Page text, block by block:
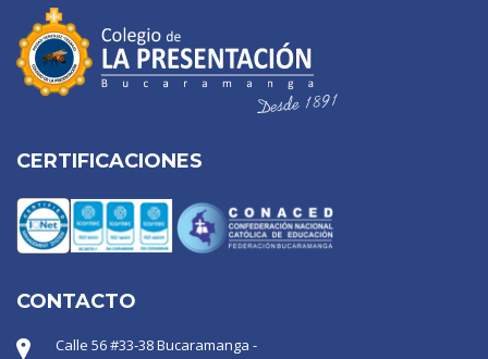
CERTIFICACIONES
CONTACTO
Calle 56 #33-38 Bucaramanga -